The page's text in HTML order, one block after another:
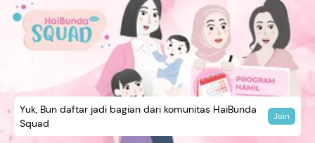
Yuk, Bun daftar jadi bagian dari komunitas HaiBunda
Squad
Join